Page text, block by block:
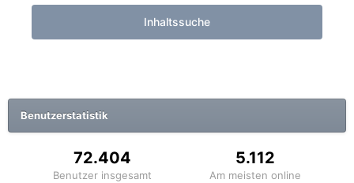
Inhaltssuche
Benutzerstatistik
72.404
Benutzer insgesamt
5.112
Am meisten online